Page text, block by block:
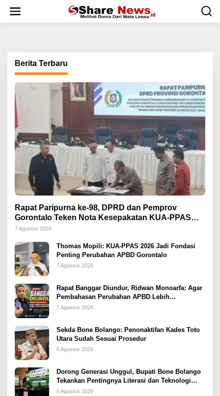
w
Berita Terbaru
Rapat Paripurna ke-98, DPRD dan Pemprov
Gorontalo Teken Nota Kesepakatan KUA-PPAS
2026
7 Agustus 2026
Thomas Mopili: KUA-PPAS 2026 Jadi Fondasi
Penting Perubahan APBD Gorontalo
7 Agustus 2026
Rapat Banggar Diundur, Ridwan Monoarfa: Agar
Pembahasan Perubahan APBD Lebih
Komprehensif
7 Agustus 2026
Sekda Bone Bolango: Penonaktifan Kades Toto
Utara Sudah Sesuai Prosedur
6 Agustus 2026
Dorong Generasi Unggul, Bupati Bone Bolango
Tekankan Pentingnya Literasi dan Teknologi
sejak Dini
6 Agustus 2026